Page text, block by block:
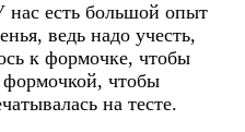
есть большой опыт
ведь надо учесть,
к формочке, чтобы
чтобы
на тесте.